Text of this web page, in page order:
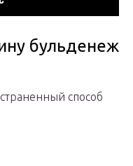
бульденеж
способ